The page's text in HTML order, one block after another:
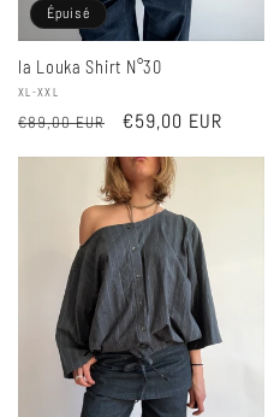
Épuisé
la Louka Shirt N°30
Fournisseur :
XL-XXL
Prix
€89,00 EUR
Prix
€59,00 EUR